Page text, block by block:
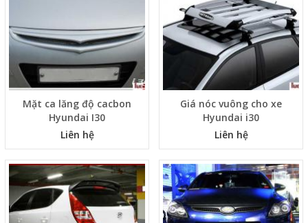
Mặt ca lăng độ cacbon
Hyundai I30
Liên hệ
Giá nóc vuông cho xe
Hyundai i30
Liên hệ